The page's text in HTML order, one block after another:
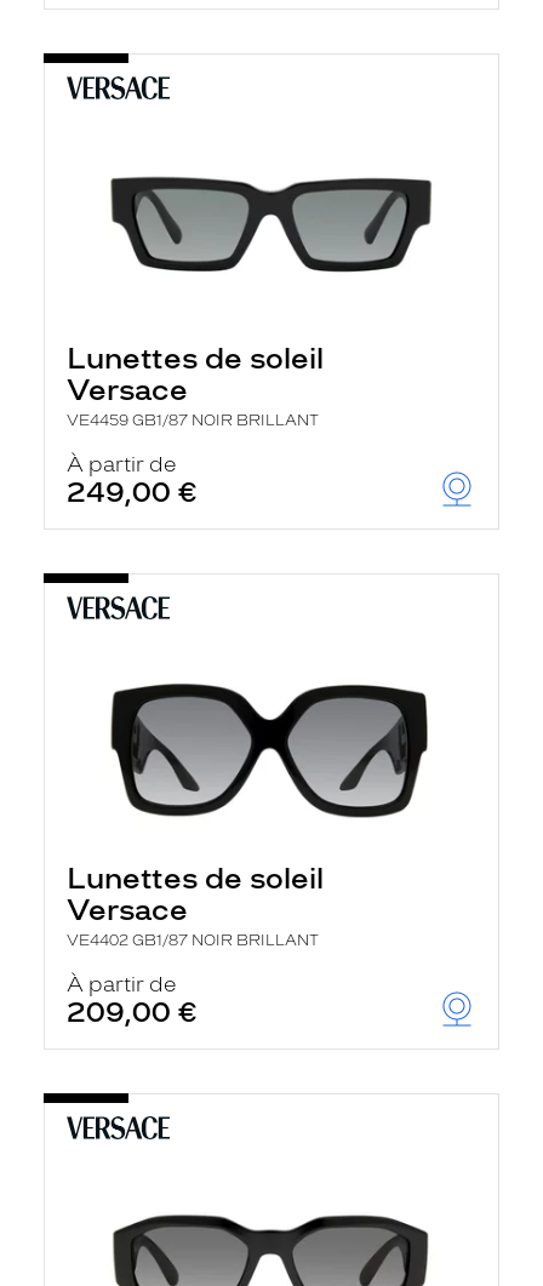
Lunettes de soleil
Versace
VE4459 GB1/87 NOIR BRILLANT
À partir de
249,00 €
Lunettes de soleil
Versace
VE4402 GB1/87 NOIR BRILLANT
À partir de
209,00 €